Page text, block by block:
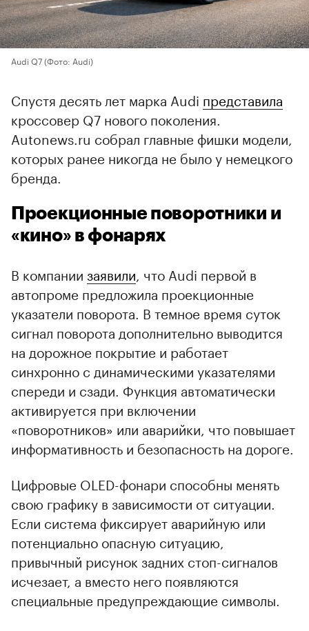
Audi Q7(Фото: Audi)
Спустя десять лет марка Audi представила
кроссовер Q7 нового поколения.
Autonews.ru собрал главные фишки модели,
которых ранее никогда не было у немецкого
бренда.
Проекционные поворотники и
«кино» в фонарях
В компании заявили , что Audi первой в
автопроме предложила проекционные
указатели поворота. В темное время суток
сигнал поворота дополнительно выводится
на дорожное покрытие и работает
синхронно с динамическими указателями
спереди и сзади. Функция автоматически
активируется при включении
«поворотников» или аварийки, что повышает
информативность и безопасность на дороге.
Цифровые OLED-фонари способны менять
свою графику в зависимости от ситуации.
Если система фиксирует аварийную или
потенциально опасную ситуацию,
привычный рисунок задних стоп-сигналов
исчезает, а вместо него появляются
специальные предупреждающие символы.